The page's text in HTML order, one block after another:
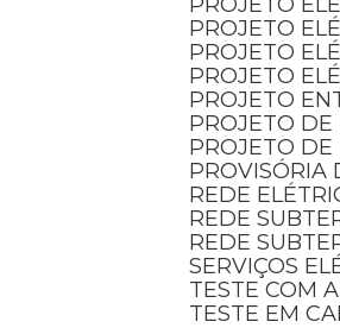
PROJETO
PROJETO
PROJETO
PROJETO
PROJETO
PROJETO
REDE
REDE
REDE
SERVIÇOS
TESTE COM
TESTE EM